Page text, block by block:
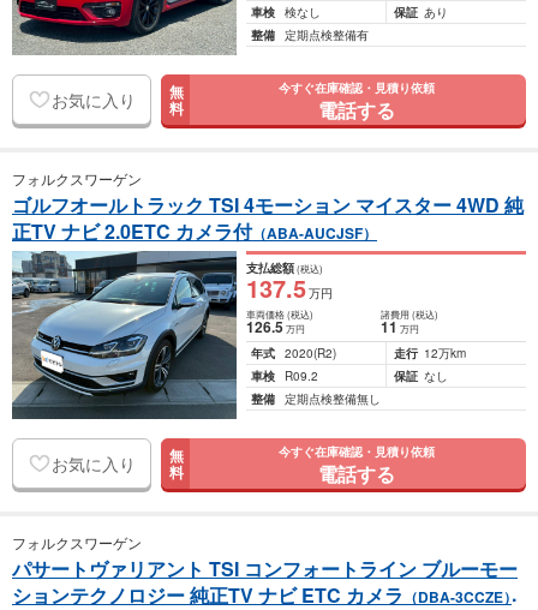
車検 検なし 保証 あり
整備 定期点検整備有
お気に入り 無
料
今すぐ在庫確認・見積り依頼
電話する
フォルクスワーゲン
ゴルフオールトラック TSI 4モーション マイスター 4WD 純
正TV ナビ 2.0ETC カメラ付（ABA-AUCJSF）
支払総額(税込)
137.5万円
車両価格(税込)
126.5万円
諸費用 (税込)
11 万円
年式 2020(R2) 走行 12万km
車検
R09.2 保証 なし
整備 定期点検整備無し
お気に入り 無
料
今すぐ在庫確認・見積り依頼
電話する
フォルクスワーゲン
パサートヴァリアント TSI コンフォートライン ブルーモー
ションテクノロジー 純正TV ナビ ETC カメラ （DBA-3CCZE）